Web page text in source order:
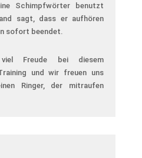
Schimpfwörter benutzt
sagt, dass er aufhören
sofort beendet.
Freude bei diesem
und wir freuen uns
Ringer, der mitraufen